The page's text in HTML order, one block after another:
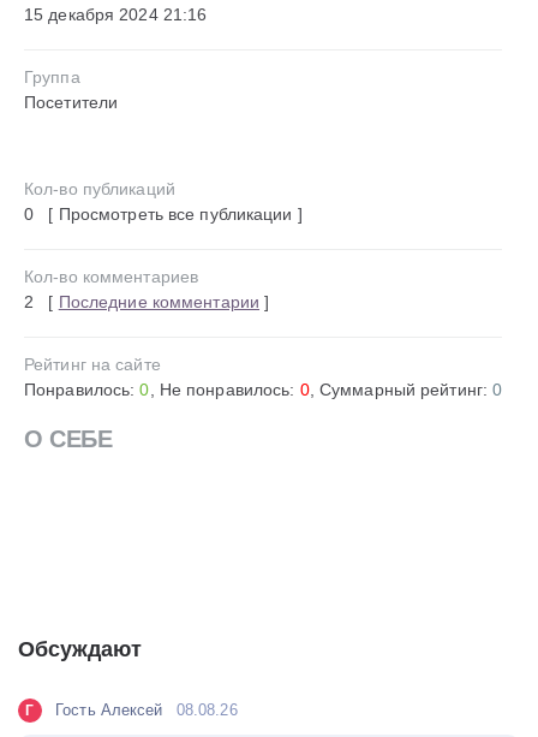
15 декабря 2024 21:16
Группа
Посетители
Кол-во публикаций
0 [ Просмотреть все публикации ]
Кол-во комментариев
2 [ Последние комментарии ]
Рейтинг на сайте
Понравилось:0 , Не понравилось: 0, Суммарный рейтинг:0
О СЕБЕ
Обсуждают
Г Гость Алексей 08.08.26